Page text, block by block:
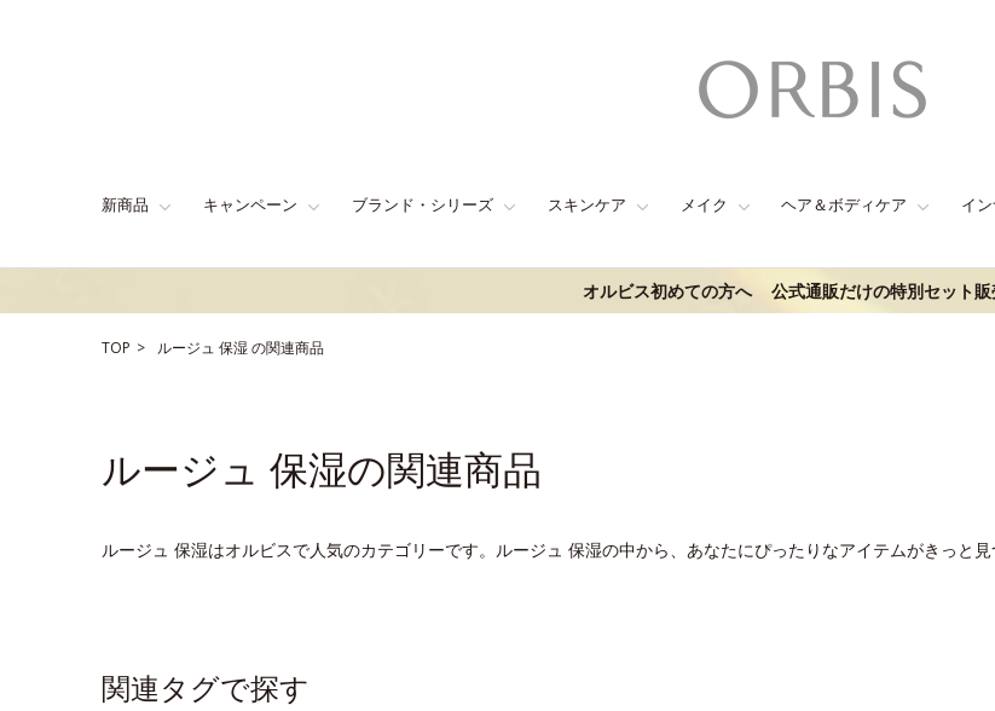
新商品 キャンペーン ブランド・シリーズ スキンケア メイク ヘア＆ボディケア イ
オルビス初めての方へ 公式通販だけの特別セット販
TOP ルージュ 保湿の関連商品
ルージュ 保湿の関連商品
ルージュ 保湿はオルビスで人気のカテゴリーです。ルージュ 保湿の中から、あなたにぴったりなアイテムがきっと見
関連タグで探す